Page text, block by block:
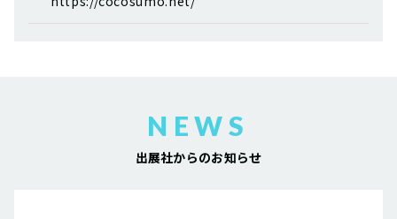
NEWS
出展社からのお知らせ